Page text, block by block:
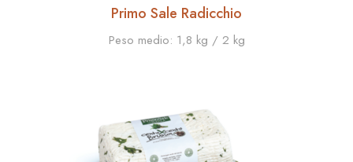
Primo Sale Radicchio
Peso medio: 1,8 kg / 2 kg